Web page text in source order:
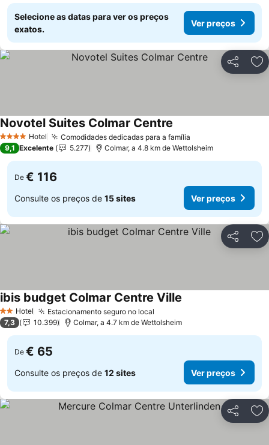
Selecione as datas para ver os preços
exatos.
Ver preços
Partilhar
4 EstrelasHotel Comodidades dedicadas para a família
Novotel Suites Colmar Centre
9,1 Excelente 5.277 Colmar, a 4.8 km de Wettolsheim
De € 116
Consulte os preços de 15 sites Ver preços
Partilhar
2 Estrelas
Hotel Estacionamento seguro no local
ibis budget Colmar Centre Ville
7,3 10.399 Colmar, a 4.7 km de Wettolsheim
De € 65
Consulte os preços de 12 sites Ver preços
Partilhar